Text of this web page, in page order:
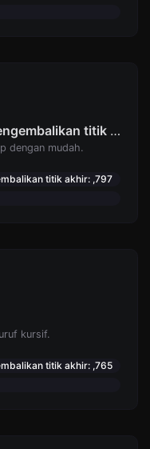
Penerjemah, tetapi hindari mengembalikan titik akhir: Pembuat tautan WhatsApp
dengan mudah.
titik akhir: ,797
kursif.
titik akhir: ,765